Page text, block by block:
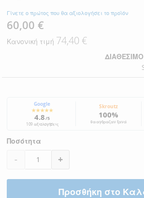
Γίνετε ο πρώτος που θα αξιολογήσει το προϊόν
Ειδική
Τιμή
60,00 €
Κανονική τιμή 74,40 €
Google
★★★★★
4.8/5
109 αξιολογήσεις
Skroutz
100%
θα αγόραζαν ξανά
Ποσότητα
- +
Προσθήκη στο